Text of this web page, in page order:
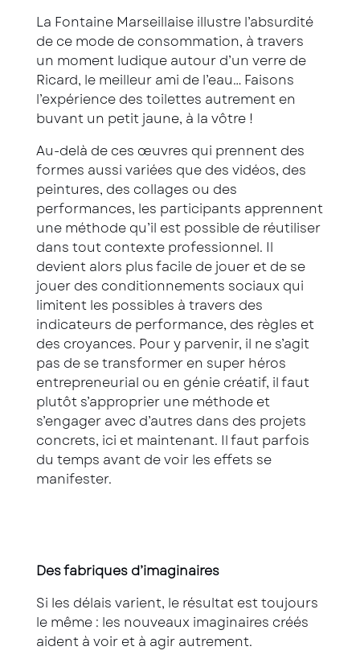
La Fontaine Marseillaise illustre l’absurdité
de ce mode de consommation, à travers
un moment ludique autour d’un verre de
Ricard, le meilleur ami de l’eau… Faisons
l’expérience des toilettes autrement en
buvant un petit jaune, à la vôtre !
Au-delà de ces œuvres qui prennent des
formes aussi variées que des vidéos, des
peintures, des collages ou des
performances, les participants apprennent
une méthode qu’il est possible de réutiliser
dans tout contexte professionnel. Il
devient alors plus facile de jouer et de se
jouer des conditionnements sociaux qui
limitent les possibles à travers des
indicateurs de performance, des règles et
des croyances. Pour y parvenir, il ne s’agit
pas de se transformer en super héros
entrepreneurial ou en génie créatif, il faut
plutôt s’approprier une méthode et
s’engager avec d’autres dans des projets
concrets, ici et maintenant. Il faut parfois
du temps avant de voir les effets se
manifester.
Des fabriques d’imaginaires
Si les délais varient, le résultat est toujours
le même : les nouveaux imaginaires créés
aident à voir et à agir autrement.